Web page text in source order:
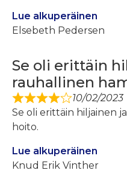
Lue alkuperäinen
Elsebeth Pedersen
Se oli erittäin
rauhallinen
10/02/2023
Se oli erittäin hiljainen
hoito.
Lue alkuperäinen
Knud Erik Vinther